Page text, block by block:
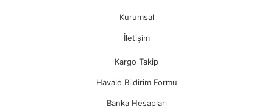
Kurumsal
İletişim
Kargo Takip
Havale Bildirim Formu
Banka Hesapları